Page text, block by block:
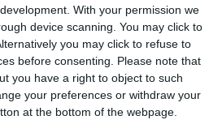
With your permission we
device scanning. You may click to
you may click to refuse to
before consenting.
Please note that
you have a right to object to such
your preferences or withdraw your
at the bottom of the webpage.
be among
our